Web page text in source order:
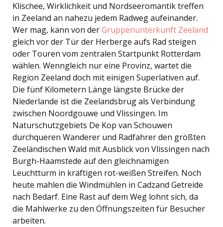
Klischee, Wirklichkeit und Nordseeromantik treffen
in Zeeland an nahezu jedem Radweg aufeinander.
Wer mag, kann von derGruppenunterkunft Zeeland
gleich vor der Tür der Herberge aufs Rad steigen
oder Touren vom zentralen Startpunkt Rotterdam
wählen. Wenngleich nur eine Provinz, wartet die
Region Zeeland doch mit einigen Superlativen auf.
Die fünf Kilometern Länge längste Brücke der
Niederlande ist die Zeelandsbrug als Verbindung
zwischen Noordgouwe und Vlissingen. Im
Naturschutzgebiets De Kop van Schouwen
durchqueren Wanderer und Radfahrer den größten
Zeeländischen Wald mit Ausblick von Vlissingen nach
Burgh-Haamstede auf den gleichnamigen
Leuchtturm in kräftigen rot-weißen Streifen. Noch
heute mahlen die Windmühlen in Cadzand Getreide
nach Bedarf. Eine Rast auf dem Weg lohnt sich, da
die Mahlwerke zu den Öffnungszeiten für Besucher
arbeiten.